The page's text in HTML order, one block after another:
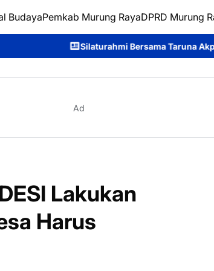
BudayaPemkab Murung RayaDPRD Murung
Bersama Taruna Akpol, Kapolda
Ad
Lakukan
Harus